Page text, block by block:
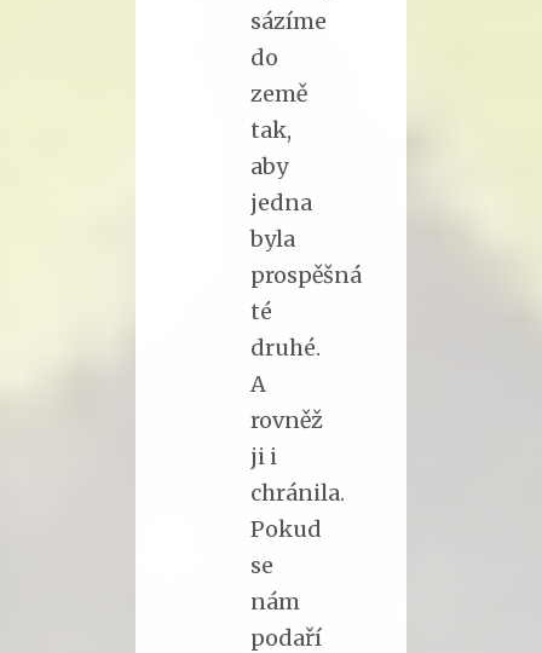
sázíme
do
země
tak,
aby
jedna
byla
prospěšná
té
druhé.
A
rovněž
ji i
chránila.
Pokud
se
nám
podaří